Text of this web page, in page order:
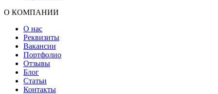
О КОМПАНИИ
О нас
Реквизиты
Вакансии
Портфолио
Отзывы
Блог
Статьи
Контакты